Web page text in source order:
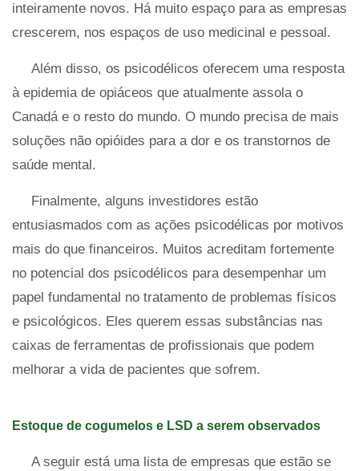
inteiramente novos. Há muito espaço para as empresas
crescerem, nos espaços de uso medicinal e pessoal.
Além disso, os psicodélicos oferecem uma resposta
à epidemia de opiáceos que atualmente assola o
Canadá e o resto do mundo. O mundo precisa de mais
soluções não opióides para a dor e os transtornos de
saúde mental.
Finalmente, alguns investidores estão
entusiasmados com as ações psicodélicas por motivos
mais do que financeiros. Muitos acreditam fortemente
no potencial dos psicodélicos para desempenhar um
papel fundamental no tratamento de problemas físicos
e psicológicos. Eles querem essas substâncias nas
caixas de ferramentas de profissionais que podem
melhorar a vida de pacientes que sofrem.
Estoque de cogumelos e LSD a serem observados
A seguir está uma lista de empresas que estão se